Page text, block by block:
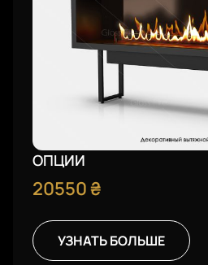
ОПЦИИ
20550₴
УЗНАТЬ БОЛЬШЕ